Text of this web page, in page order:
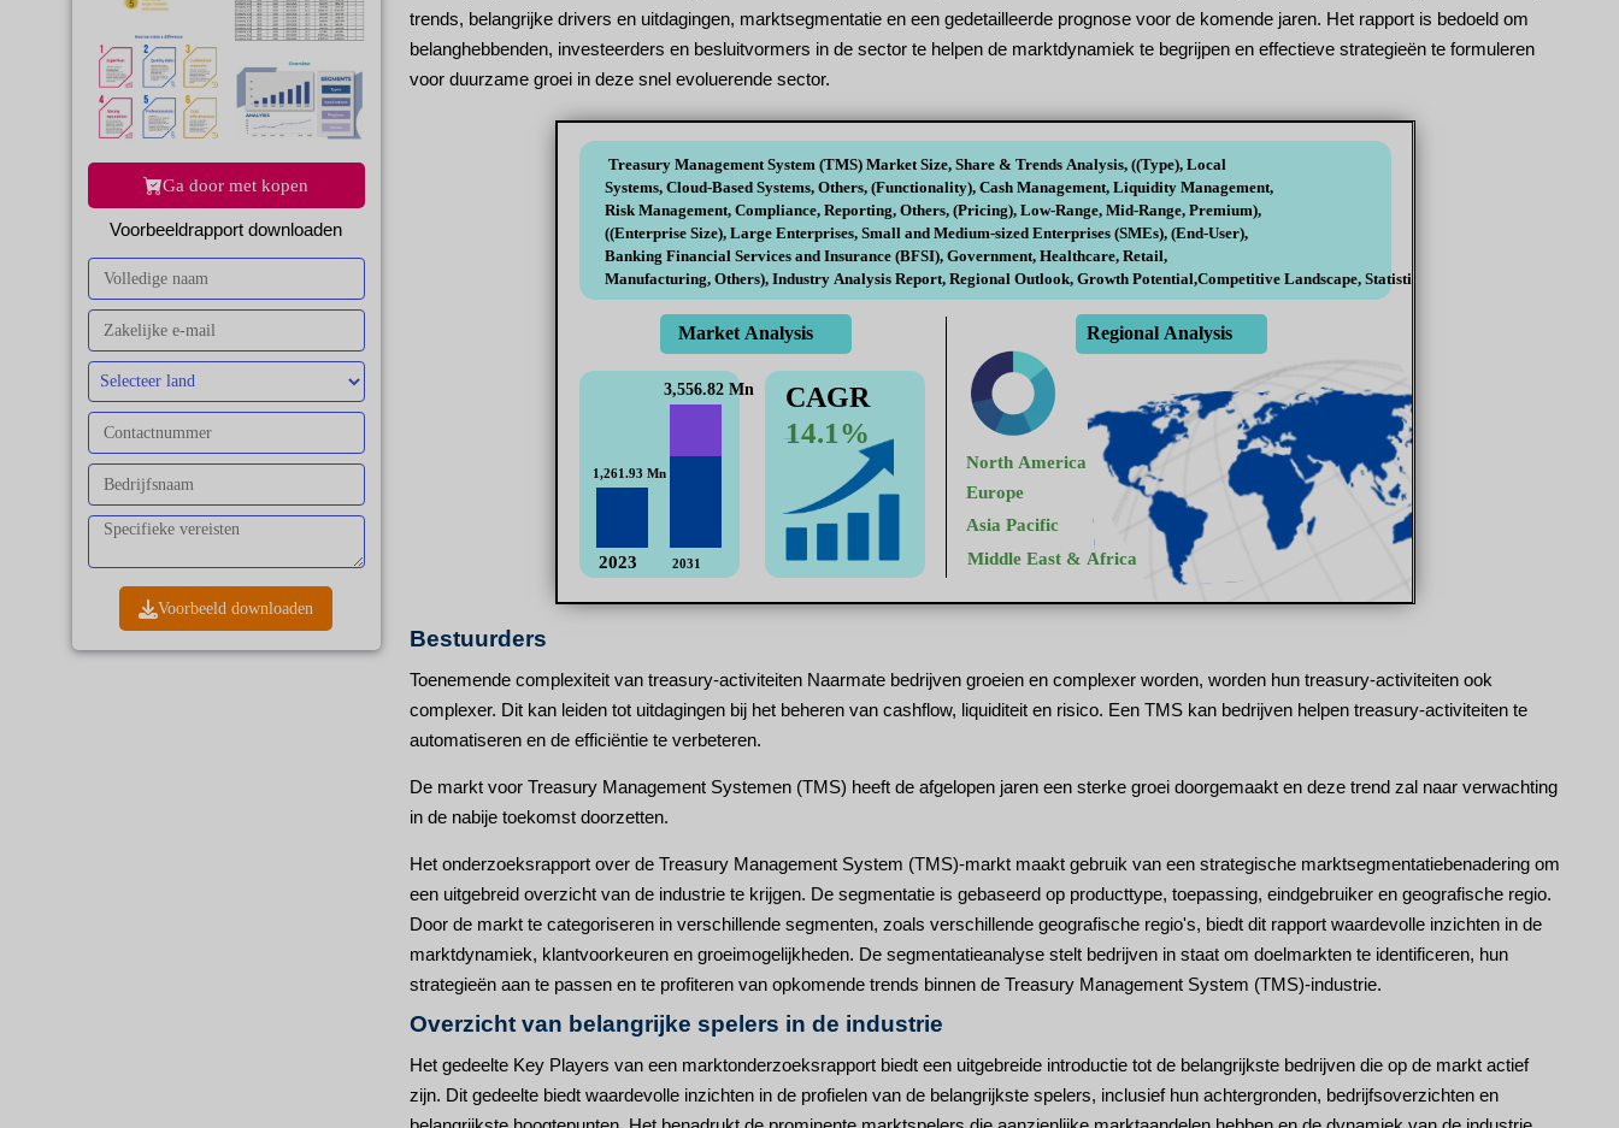
Ga door met kopen
Voorbeeldrapport downloaden
Voorbeeld downloaden
trends, belangrijke drivers en uitdagingen, marktsegmentatie en een gedetailleerde prognose voor de komende jaren. Het rapport is bedoeld om
belanghebbenden, investeerders en besluitvormers in de sector te helpen de marktdynamiek te begrijpen en effectieve strategieën te formuleren
voor duurzame groei in deze snel evoluerende sector.
Bestuurders
Toenemende complexiteit van treasury-activiteiten Naarmate bedrijven groeien en complexer worden, worden hun treasury-activiteiten ook
complexer. Dit kan leiden tot uitdagingen bij het beheren van cashflow, liquiditeit en risico. Een TMS kan bedrijven helpen treasury-activiteiten te
automatiseren en de efficiëntie te verbeteren.
De markt voor Treasury Management Systemen (TMS) heeft de afgelopen jaren een sterke groei doorgemaakt en deze trend zal naar verwachting
in de nabije toekomst doorzetten.
Het onderzoeksrapport over de Treasury Management System (TMS)-markt maakt gebruik van een strategische marktsegmentatiebenadering om
een uitgebreid overzicht van de industrie te krijgen. De segmentatie is gebaseerd op producttype, toepassing, eindgebruiker en geografische regio.
Door de markt te categoriseren in verschillende segmenten, zoals verschillende geografische regio's, biedt dit rapport waardevolle inzichten in de
marktdynamiek, klantvoorkeuren en groeimogelijkheden. De segmentatieanalyse stelt bedrijven in staat om doelmarkten te identificeren, hun
strategieën aan te passen en te profiteren van opkomende trends binnen de Treasury Management System (TMS)-industrie.
Overzicht van belangrijke spelers in de industrie
Het gedeelte Key Players van een marktonderzoeksrapport biedt een uitgebreide introductie tot de belangrijkste bedrijven die op de markt actief
zijn. Dit gedeelte biedt waardevolle inzichten in de profielen van de belangrijkste spelers, inclusief hun achtergronden, bedrijfsoverzichten en